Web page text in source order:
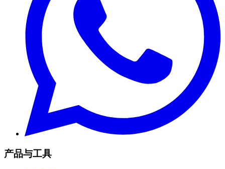
产品与工具